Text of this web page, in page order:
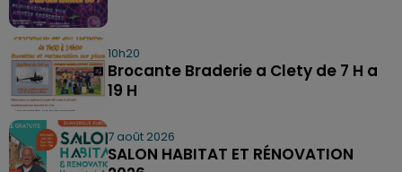
10h20
Brocante Braderie a Clety de 7 H a
19 H
7 août 2026
SALON HABITAT ET RÉNOVATION